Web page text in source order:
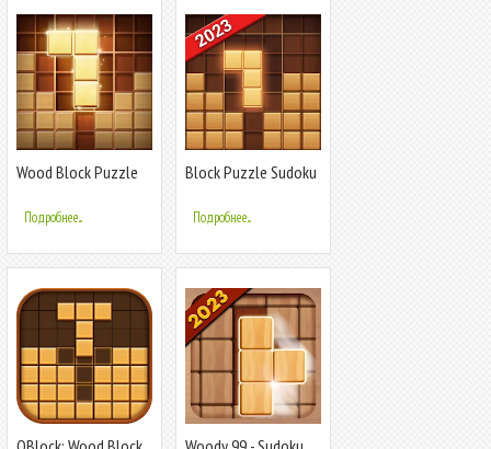
Wood Block Puzzle
Подробнее...
Block Puzzle Sudoku
Подробнее...